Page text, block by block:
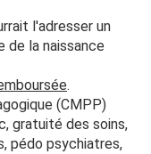
l'adresser un
de la naissance
.
(CMPP)
gratuité des soins,
pédo psychiatres,